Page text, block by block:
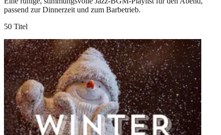
passend zur Dinnerzeit und zum Barbetrieb.
50 Titel